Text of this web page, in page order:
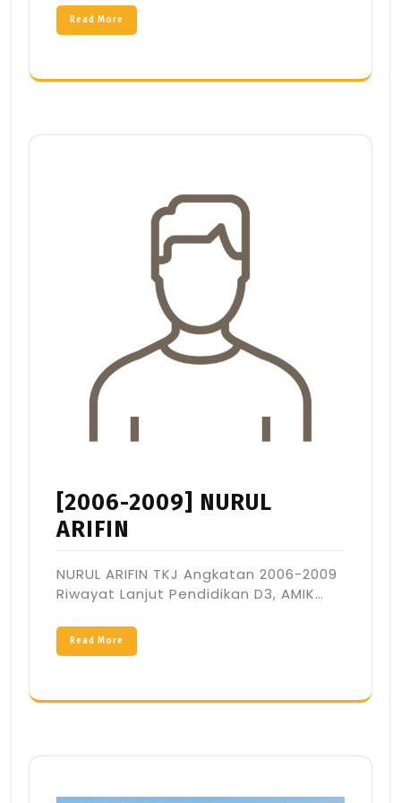
Read More
[2006-2009] NURUL
ARIFIN
NURUL ARIFIN TKJ Angkatan 2006-2009
Riwayat Lanjut Pendidikan D3, AMIK…
Read More